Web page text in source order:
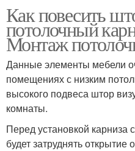
Как повесить
потолочный
Монтаж
Данные элементы мебели
помещениях с низким
высокого подвеса штор
комнаты.
Перед установкой карниза
будет затруднять